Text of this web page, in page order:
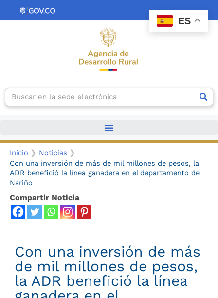
contenido
Search
Inicio
Noticias
Con una inversión de más de mil millones de pesos, la
ADR benefició la línea ganadera en el departamento de
Nariño
Compartir Noticia
Con una inversión de más
de mil millones de pesos,
la ADR benefició la línea
ES